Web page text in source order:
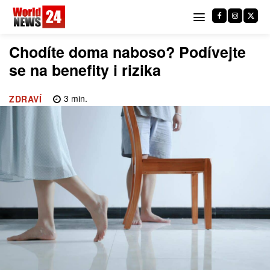
Chodíte doma naboso? Podívejte
se na benefity i rizika
ZDRAVÍ 3 min.